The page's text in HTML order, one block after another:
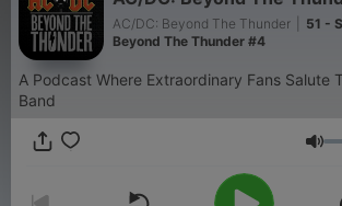
AC/DC: Beyond The Thunder
51 -
Beyond The Thunder #4
A Podcast Where Extraordinary Fans Salute
Band